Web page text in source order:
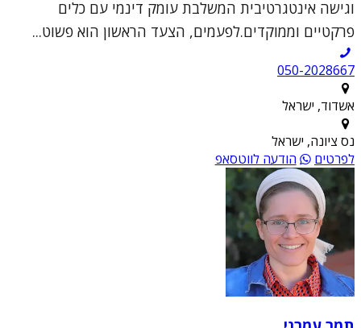
וגישה אינטגרטיבית המשלבת עומק דינמי עם כלים
פרקטיים וממוקדים.לפעמים, הצעד הראשון הוא פשוט...
050-2028667
אשדוד, ישראל
נס ציונה, ישראל
לפרטים
הודעה לווטסאפ